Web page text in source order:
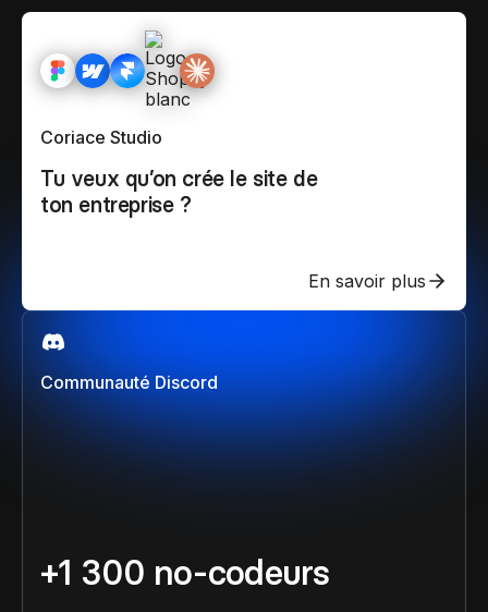
Communauté Discord
+1 300 no-codeurs
Coriace Studio
Tu veux qu’on crée le site de
ton entreprise ?
En savoir plus